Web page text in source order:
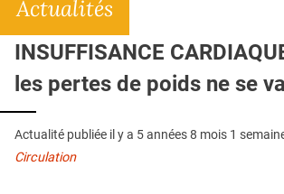
CONTACT
Actualités
INSUFFISANCE
les pertes de poids ne se
Actualité publiée il y a 5 années 8 mois 1
Circulation